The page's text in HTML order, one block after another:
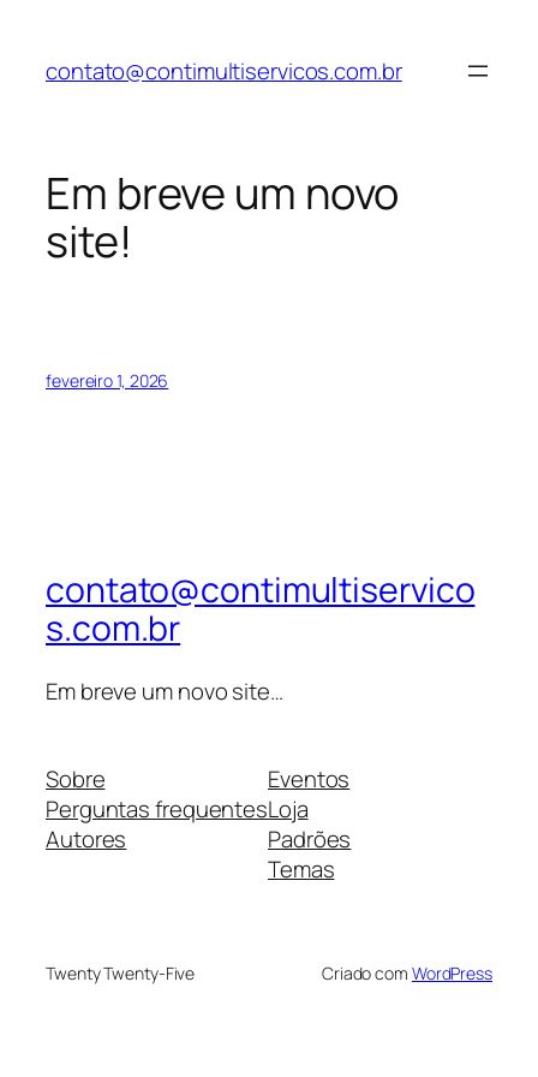
contato@contimultiservicos.com.br
Em breve um novo
site!
fevereiro 1, 2026
contato@contimultiservico
s.com.br
Em breve um novo site…
Sobre
Perguntas frequentes
Autores
Eventos
Loja
Padrões
Temas
Twenty Twenty-Five Criado com WordPress